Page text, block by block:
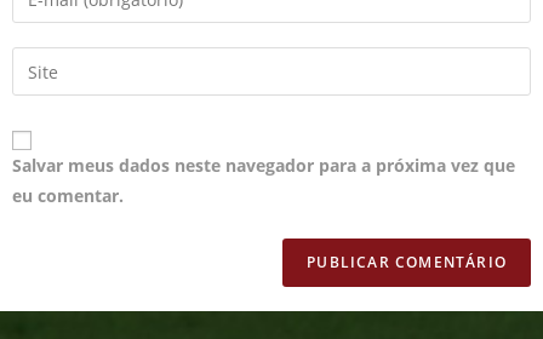
Salvar meus dados neste navegador para a próxima vez que
eu comentar.